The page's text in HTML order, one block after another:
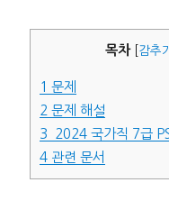
목차 감추기
1 문제
2 문제 해설
3 2024 국가직 7급
4관련 문서